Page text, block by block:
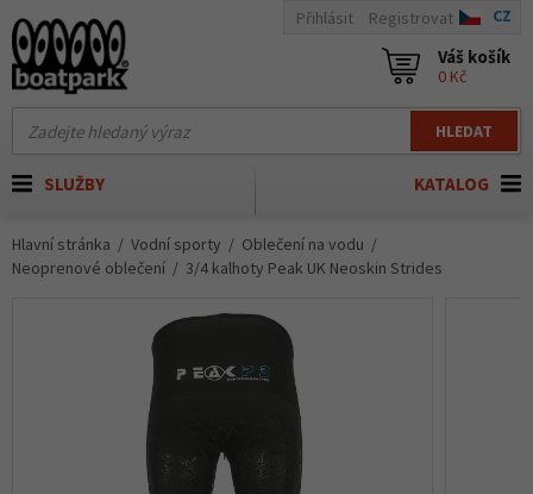
HLEDAT
Přihlásit Registrovat CZ
Váš košík
0 Kč
KATALOG
SLUŽBY
Hlavní stránka Vodní sporty
Oblečení na vodu
Neoprenové oblečení
3/4 kalhoty Peak UK Neoskin Strides